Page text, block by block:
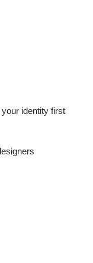
identity first